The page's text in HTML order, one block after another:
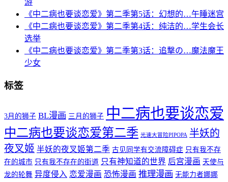
游
《中二病也要谈恋爱》第二季第5话：幻想的…午睡迷宫
《中二病也要谈恋爱》第二季第4话：纯洁的…学生会长
选举
《中二病也要谈恋爱》第二季第3话：追撃の…魔法魔王
少女
标签
3月的狮子 BL漫画 三月的狮子 中二病也要谈恋爱
中二病也要谈恋爱第二季 光速大冒险PIPOPA 半妖的
夜叉姬 半妖的夜叉姬第二季 古见同学有交流障碍症 只有我不存
在的城市 只有我不存在的街道 只有神知道的世界 后宫漫画 天使与
龙的轮舞 异度侵入 恋爱漫画 恐怖漫画 推理漫画 无能力者娜娜